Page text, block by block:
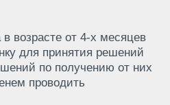
в соответствии с